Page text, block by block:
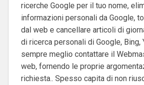
ricerche Google per il tuo nome,
informazioni personali da Google,
dal web e cancellare articoli di
di ricerca personali di Google, Bing,
sempre meglio contattare il
web, fornendo le proprie
richiesta.. Spesso capita di non